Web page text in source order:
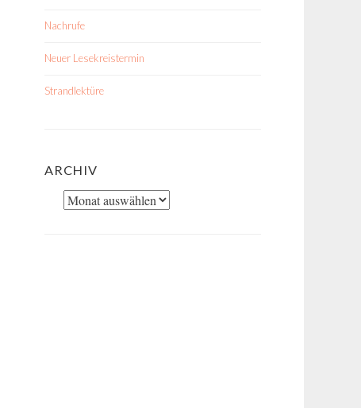
Nachrufe
Neuer Lesekreistermin
Strandlektüre
ARCHIV
Archiv